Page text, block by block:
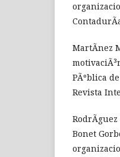
MartÃ­nez
PÃºblica
Revista
RodrÃ­guez
Bonet